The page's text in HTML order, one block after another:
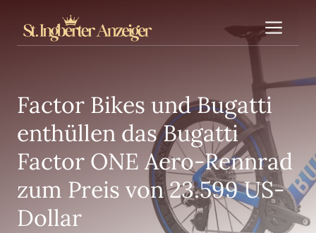
Inhalt
springen
Factor Bikes und Bugatti
enthüllen das Bugatti
Factor ONE Aero-Rennrad
zum Preis von 23.599 US-
Dollar